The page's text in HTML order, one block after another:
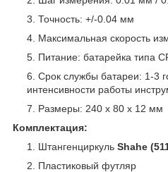
Точность: +/-0.04 мм
Максимальная скорость
Питание: батарейка типа
Срок службы батареи: 1-3
интенсивности работы
Размеры: 240 х 80 х 12 мм
Комплектация:
Штангенциркуль Shahe
Пластиковый футляр